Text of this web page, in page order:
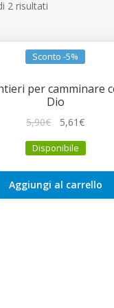
2 risultatiOrdina
al
più
Sconto -5%
per camminare
Dio
5,90€
originale
5,90€.
5,61€Il
attuale
5,61€.
Disponibile
Aggiungi al carrello